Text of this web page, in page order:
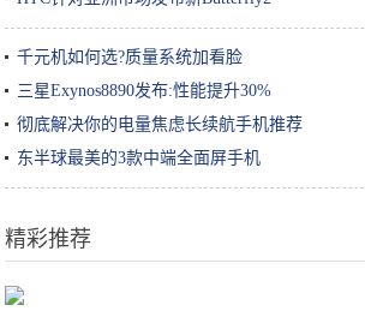
千元机如何选?质量系统加看脸
三星Exynos8890发布:性能提升30%
彻底解决你的电量焦虑长续航手机推荐
东半球最美的3款中端全面屏手机
精彩推荐